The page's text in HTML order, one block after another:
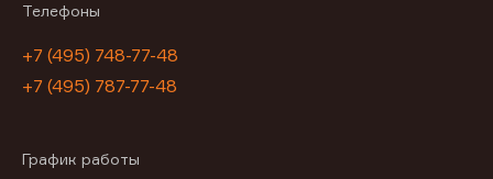
Телефоны
+7 (495) 748-77-48
+7 (495) 787-77-48
График работы